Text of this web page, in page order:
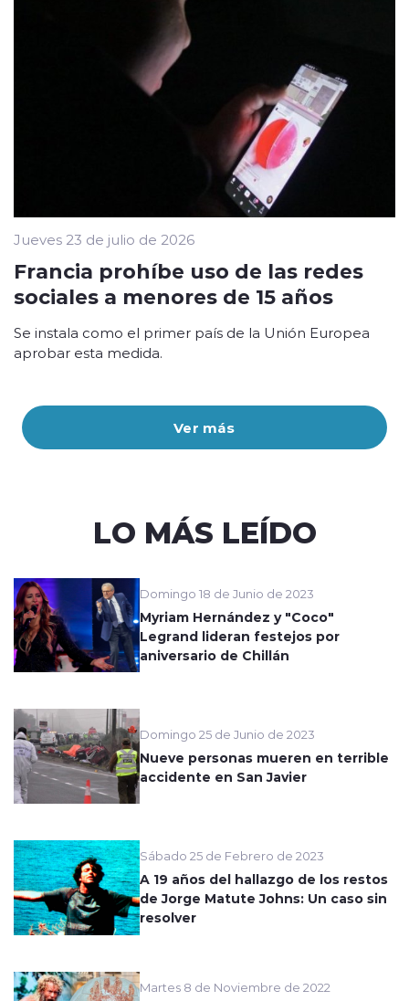
Ver más
Jueves 23 de julio de 2026
Francia prohíbe uso de las redes
sociales a menores de 15 años
Se instala como el primer país de la Unión Europea
aprobar esta medida.
LO MÁS LEÍDO
Domingo 18 de Junio de 2023
Myriam Hernández y "Coco"
Legrand lideran festejos por
aniversario de Chillán
Domingo 25 de Junio de 2023
Nueve personas mueren en terrible
accidente en San Javier
Sábado 25 de Febrero de 2023
A 19 años del hallazgo de los restos
de Jorge Matute Johns: Un caso sin
resolver
Martes 8 de Noviembre de 2022